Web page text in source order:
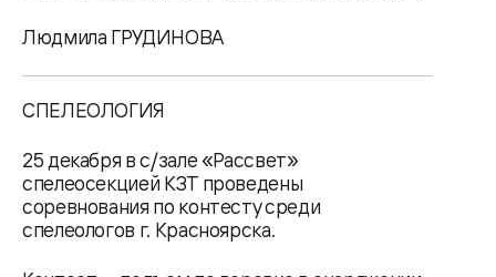
Людмила ГРУДИНОВА
СПЕЛЕОЛОГИЯ
25 декабря в с/зале «Рассвет»
спелеосекцией КЗТ проведены
соревнования по контесту среди
спелеологов г. Красноярска.